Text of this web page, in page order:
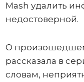
Mash удалить
недостоверной.
О
рассказала в
словам,